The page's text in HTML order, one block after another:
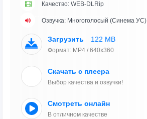
Качество: WEB-DLRip
Озвучка: Многоголосый (Синема УС)
Загрузить 122 MB
Формат: MP4 / 640x360
Скачать с плеера
Выбор качества и озвучки!
Смотреть онлайн
В отличном качестве